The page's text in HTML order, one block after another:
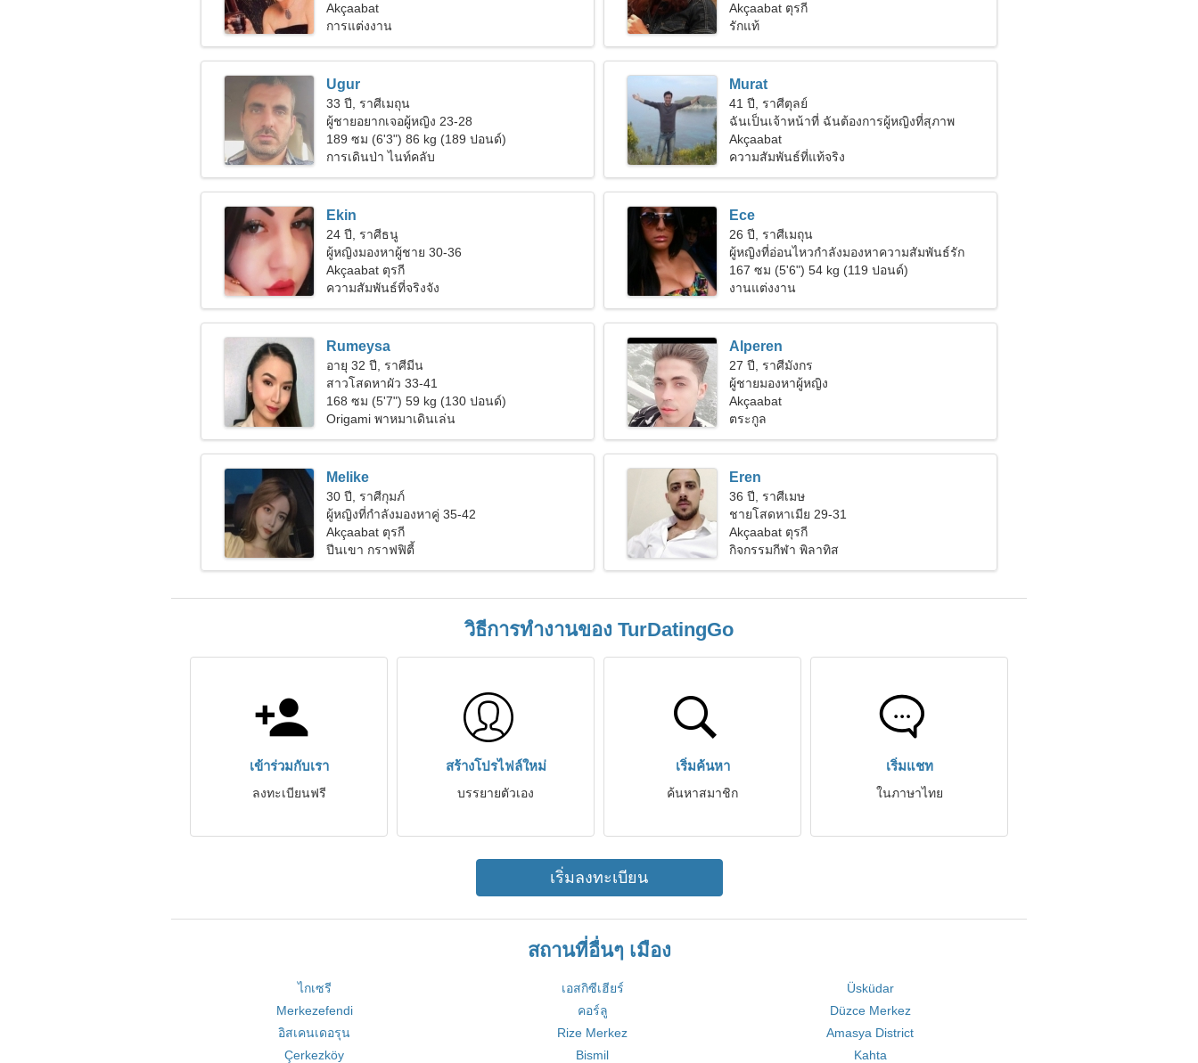
Akçaabat
การแต่งงาน
Akçaabat ตุรกี
รักแท้
Ugur
33 ปี, ราศีเมถุน
ผู้ชายอยากเจอผู้หญิง 23-28
189 ซม (6'3") 86 kg (189 ปอนด์)
การเดินป่า ไนท์คลับ
Murat
41 ปี, ราศีตุลย์
ฉันเป็นเจ้าหน้าที่ ฉันต้องการผู้หญิงที่สุภาพ
Akçaabat
ความสัมพันธ์ที่แท้จริง
Ekin
24 ปี, ราศีธนู
ผู้หญิงมองหาผู้ชาย 30-36
Akçaabat ตุรกี
ความสัมพันธ์ที่จริงจัง
Ece
26 ปี, ราศีเมถุน
ผู้หญิงที่อ่อนไหวกำลังมองหาความสัมพันธ์รัก
167 ซม (5'6") 54 kg (119 ปอนด์)
งานแต่งงาน
Rumeysa
อายุ 32 ปี, ราศีมีน
สาวโสดหาผัว 33-41
168 ซม (5'7") 59 kg (130 ปอนด์)
Origami พาหมาเดินเล่น
Alperen
27 ปี, ราศีมังกร
ผู้ชายมองหาผู้หญิง
Akçaabat
ตระกูล
Melike
30 ปี, ราศีกุมภ์
ผู้หญิงที่กำลังมองหาคู่ 35-42
Akçaabat ตุรกี
ปีนเขา กราฟฟิตี้
Eren
36 ปี, ราศีเมษ
ชายโสดหาเมีย 29-31
Akçaabat ตุรกี
กิจกรรมกีฬา พิลาทิส
วิธีการทำงานของ TurDatingGo
เข้าร่วมกับเรา
ลงทะเบียนฟรี
สร้างโปรไฟล์ใหม่
บรรยายตัวเอง
เริ่มค้นหา
ค้นหาสมาชิก
เริ่มแชท
ในภาษาไทย
เริ่มลงทะเบียน
สถานที่อื่นๆ เมือง
ไกเซรี เอสกิซีเฮียร์
Üsküdar
Merkezefendi
คอร์ลู
Düzce Merkez
อิสเคนเดอรุน
Rize Merkez
Amasya District
Çerkezköy
Bismil Kahta